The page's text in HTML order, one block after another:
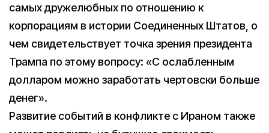
самых дружелюбных по отношению к
корпорациям в истории Соединенных Штатов, о
чем свидетельствует точка зрения президента
Трампа по этому вопросу: «С ослабленным
долларом можно заработать чертовски больше
денег».
Развитие событий в конфликте с Ираном также